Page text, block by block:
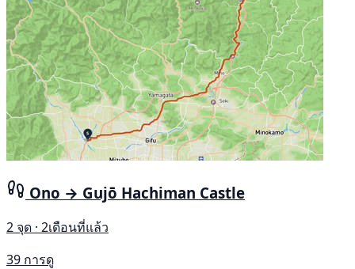
Ono → Gujō Hachiman Castle
2 จุด · 2เดือนที่แล้ว
39 การดู